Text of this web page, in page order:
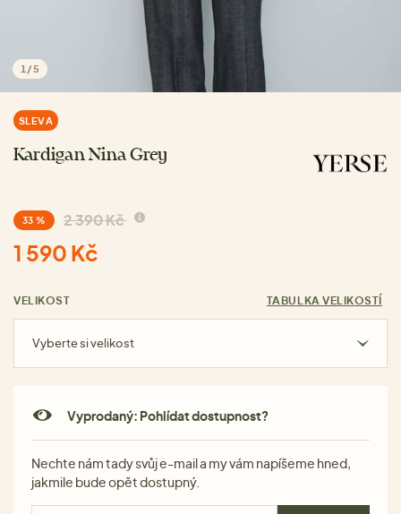
1 /5
SLEVA
Kardigan Nina Grey
33 % 2 390 Kč
1 590 Kč
VELIKOST TABULKA VELIKOSTÍ
Vyberte si velikost
Vyprodaný: Pohlídat dostupnost?
Nechte nám tady svůj e-mail a my vám napíšeme hned,
jakmile bude opět dostupný.